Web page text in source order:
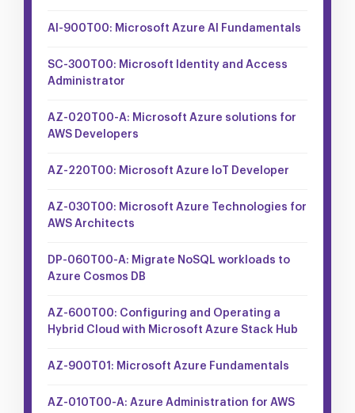
AI-900T00: Microsoft Azure AI Fundamentals
SC-300T00: Microsoft Identity and Access
Administrator
AZ-020T00-A: Microsoft Azure solutions for
AWS Developers
AZ-220T00: Microsoft Azure IoT Developer
AZ-030T00: Microsoft Azure Technologies for
AWS Architects
DP-060T00-A: Migrate NoSQL workloads to
Azure Cosmos DB
AZ-600T00: Configuring and Operating a
Hybrid Cloud with Microsoft Azure Stack Hub
AZ-900T01: Microsoft Azure Fundamentals
AZ-010T00-A: Azure Administration for AWS